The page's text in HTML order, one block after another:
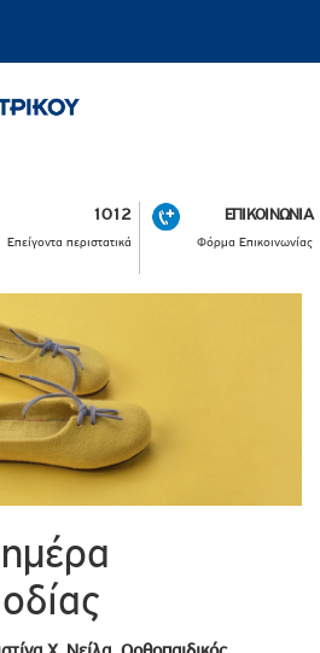
1012
Επείγοντα περιστατικά
ΕΠΙΚΟΙΝΩΝΙΑ
Φόρμα Επικοινωνίας